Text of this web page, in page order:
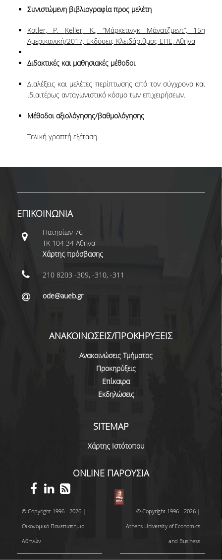
ΔΙΑΔΙΚΑΣΙΑ ΠΑΡΑΠΟΝΩΝ ΦΟΙΤΗΤΩΝ
ΚΑΘΗΓΗΤΕΣ - ΣΥΜΒΟΥΛΟΙ ΣΠΟΥΔΩΝ
ΜΕΤΑΠΤΥΧΙΑΚΕΣ ΣΠΟΥΔΕΣ
ΜΕΤΑΠΤΥΧΙΑΚΕΣ ΣΠΟΥΔΕΣ
ΔΙΔΑΚΤΟΡΙΚΕΣ ΣΠΟΥΔΕΣ
ΠΙΣΤΟΠΟΙΗΣΗ
ΑΞΙΟΛΟΓΗΣΗ
ΜΟ.ΔΙ.Π.
ΔΡΑΣΤΗΡΙΟΤΗΤΕΣ
WORKING PAPERS
THE DBA DISTINGUISHED PUBLIC LECTURE
ΑΠΟΦΟΙΤΟΙ
Συνιστώμενη βιβλιογραφία προς μελέτη
Kotler, P. Keller, K., “Μάρκετινγκ Μάνατζμεντ”, 15η
Αμερικανική/2017, Εκδόσεις Κλειδάριθμος ΕΠΕ, Αθήνα
Διδακτικές και μαθησιακές μέθοδοι
Διαλέξεις και μελέτες περίπτωσης από τον σύγχρονο και
ιδιαιτέρως ανταγωνιστικό κόσμο των επιχειρήσεων.
Μέθοδοι αξιολόγησης/βαθμολόγησης
Τελική γραπτή εξέταση.
ΕΠΙΚΟΙΝΩΝΙΑ
Πατησίων 76
ΤΚ 104 34 Αθήνα
Χάρτης πρόσβασης
210 8203 -309, -310, -311
ode@aueb.gr
ΑΝΑΚΟΙΝΩΣΕΙΣ/ΠΡΟΚΗΡΥΞΕΙΣ
Ανακοινώσεις Τμήματος
Προκηρύξεις
Επίκαιρα
Εκδηλώσεις
SITEMAP
Χάρτης Ιστότοπου
ONLINE ΠΑΡΟΥΣΙΑ
© Copyright 1996 - 2026 |
Οικονομικό Πανεπιστήμιο
Αθηνών
© Copyright 1996 - 2026 |
Athens University of Economics
and Business